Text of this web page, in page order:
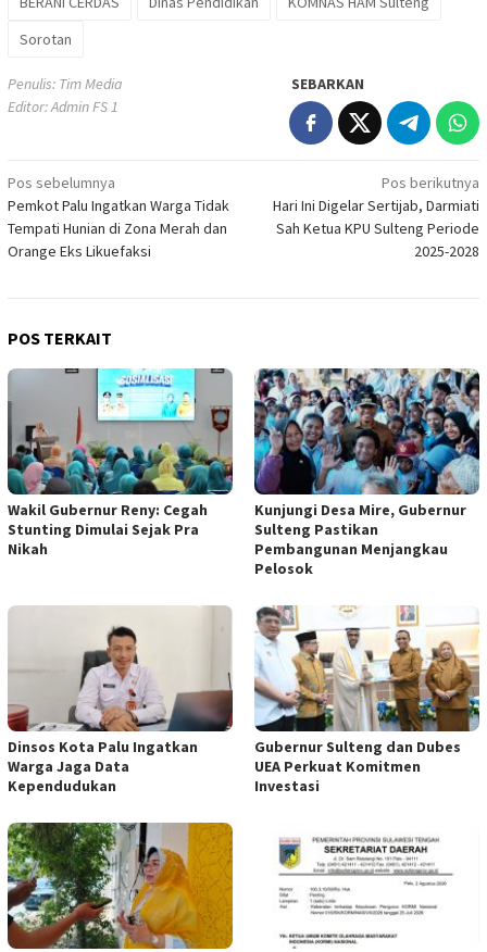
Sorotan
Penulis: Tim Media
Editor: Admin FS 1
SEBARKAN
Navigasi
pos
Pos sebelumnya
Pemkot Palu Ingatkan Warga Tidak
Tempati Hunian di Zona Merah dan
Orange Eks Likuefaksi
Pos berikutnya
Hari Ini Digelar Sertijab, Darmiati
Sah Ketua KPU Sulteng Periode
2025-2028
POS TERKAIT
Wakil Gubernur Reny: Cegah
Stunting Dimulai Sejak Pra
Nikah
Kunjungi Desa Mire, Gubernur
Sulteng Pastikan
Pembangunan Menjangkau
Pelosok
Dinsos Kota Palu Ingatkan
Warga Jaga Data
Kependudukan
Gubernur Sulteng dan Dubes
UEA Perkuat Komitmen
Investasi